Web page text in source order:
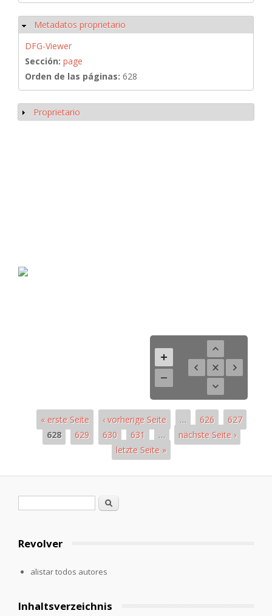
Ocultar
Metadatos proprietario
DFG-Viewer
Sección: page
Orden de las páginas: 628
Mostrar
Proprietario
« erste Seite ‹ vorherige Seite … 626
627
628
629 630 631 …
nächste Seite ›
letzte Seite »
Formulario de búsqueda
Buscar
Revolver
alistar todos autores
Inhaltsverzeichnis